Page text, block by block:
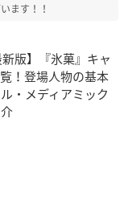
ます！！
新版】『氷菓』キャ
！登場人物の基本
・メディアミック